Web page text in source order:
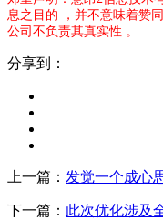
息之目的 ，并不意味着赞
公司不负责其真实性 。
分享到：
上一篇： 发觉一个成心
下一篇： 此次优化涉及